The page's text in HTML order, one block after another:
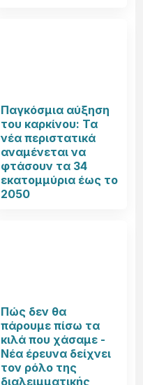
Παγκόσμια αύξηση
του καρκίνου: Τα
νέα περιστατικά
αναμένεται να
φτάσουν τα 34
εκατομμύρια έως το
2050
Πώς δεν θα
πάρουμε πίσω τα
κιλά που χάσαμε -
Νέα έρευνα δείχνει
τον ρόλο της
διαλειμματικής